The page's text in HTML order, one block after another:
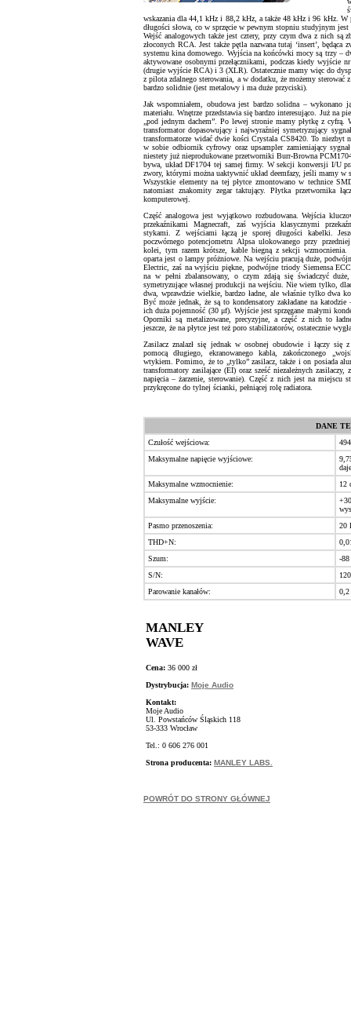
wskazania dla 44,1 kHz i 88,2 kHz, a także 48 kHz i 96 kHz.
długości słowa, co w sprzęcie w pewnym stopniu studyjnym
Wejść analogowych także jest cztery, przy czym dwa z nich są
złoconych RCA. Jest także pętla nazwana tutaj ‘insert’,
systemu kina domowego. Wyjścia na końcówki mocy są trzy –
aktywowane osobnymi przełącznikami, podczas kiedy wyjście
(drugie wyjście RCA) i 3 (XLR). Ostatecznie mamy więc do
z pilota zdalnego sterowania, a w dodatku, że możemy
bardzo solidnie (jest metalowy i ma duże przyciski).
Jak wspomniałem, obudowa jest bardzo solidna – wykonano
materiału. Wnętrze przedstawia się bardzo interesująco. Już na
„pod jednym dachem”. Po lewej stronie mamy płytkę z
transformator dopasowujący i najwyraźniej symetryzujący
transformatorze widać dwie kości Crystala CS8420. To niezbyt
w sobie odbiornik cyfrowy oraz upsampler zamieniający
niestety już nieprodukowane przetworniki Burr-Browna
bywa, układ DF1704 tej samej firmy. W sekcji konwersji I/U
zwory, którymi można uaktywnić układ deemfazy, jeśli mamy
Wszystkie elementy na tej płytce zmontowano w technice
natomiast znakomity zegar taktujący. Płytka przetwornika
komputerowej.
Część analogowa jest wyjątkowo rozbudowana. Wejścia
przekaźnikami Magnecraft, zaś wyjścia klasycznymi
stykami. Z wejściami łączą je sporej długości kabelki.
poczwórnego potencjometru Alpsa ulokowanego przy
kolei, tym razem krótsze, kable biegną z sekcji
oparta jest o lampy próżniowe. Na wejściu pracują duże,
Electric, zaś na wyjściu piękne, podwójne triody Siemensa
na w pełni zbalansowany, o czym zdają się świadczyć duże,
symetryzujące własnej produkcji na wejściu. Nie wiem tylko,
dwa, wprawdzie wielkie, bardzo ładne, ale właśnie tylko dwa
Być może jednak, że są to kondensatory zakładane na
ich duża pojemność (30 μf). Wyjście jest sprzęgane małymi
Oporniki są metalizowane, precyzyjne, a część z nich to
jeszcze, że na płytce jest też poro stabilizatorów, ostatecznie
Zasilacz znalazł się jednak w osobnej obudowie i łączy się z
pomocą długiego, ekranowanego kabla, zakończonego
wtykiem. Pomimo, że to „tylko” zasilacz, także i on posiada
transformatory zasilające (EI) oraz sześć niezależnych
napięcia – żarzenie, sterowanie). Część z nich jest na
przykręcone do tylnej ścianki, pełniącej rolę radiatora.
DANE
Czułość wejściowa:
Maksymalne napięcie wyjściowe:
Maksymalne wzmocnienie:
12
Maksymalne wyjście:
Pasmo przenoszenia:
20
THD+N:
Szum:
-
S/N:
Parowanie kanałów:
0,2
MANLEY
WAVE
Cena: 36 000 zł
Dystrybucja: Moje Audio
Kontakt:
Moje Audio
Ul. Powstańców Śląskich 118
53-333 Wrocław
Tel.: 0 606 276 001
Strona producenta: MANLEY LABS.
POWRÓT DO STRONY GŁÓWNEJ